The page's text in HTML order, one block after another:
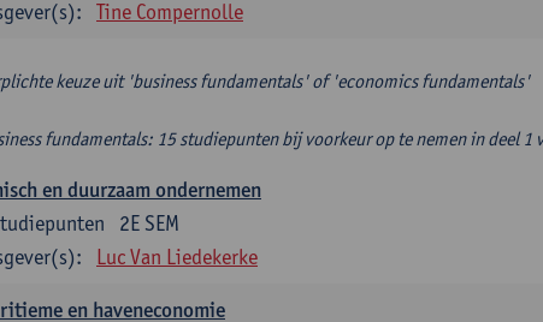
Tine Compernolle
keuze uit 'business fundamentals' of 'economics fundamentals'
fundamentals: 15 studiepunten bij voorkeur op te nemen in deel 1
en duurzaam ondernemen
2E SEM
Luc Van Liedekerke
en haveneconomie